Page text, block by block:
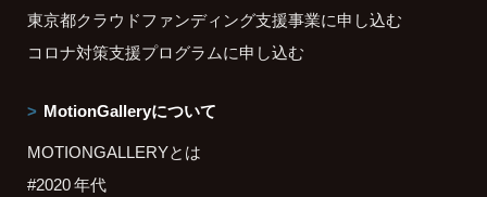
東京都クラウドファンディング支援事業に申し込む
コロナ対策支援プログラムに申し込む
MotionGalleryについて
MOTIONGALLERYとは
#2020 年代